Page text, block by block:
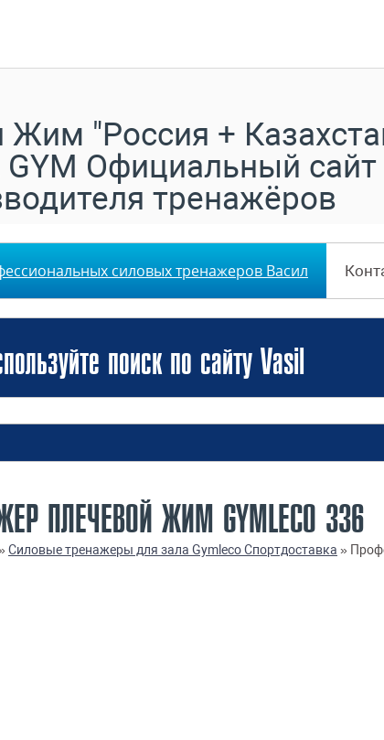
Жим "Россия +
GYM Официальный сайт
тренажёров
силовых тренажеров Васил
поиск по сайту Vasil
ПЛЕЧЕВОЙ ЖИМ GYMLECO 336
Силовые тренажеры для зала Gymleco Спортдоставка »